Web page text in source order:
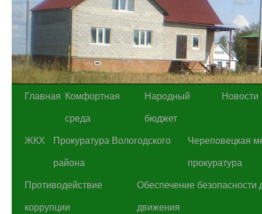
Перейти
содержимому
Главная Комфортная
среда
Народный
бюджет
Новости
ЖКХ
Прокуратура Вологодского
района
Череповецкая
прокуратура
Противодействие
коррупции
Обеспечение безопасности
движения